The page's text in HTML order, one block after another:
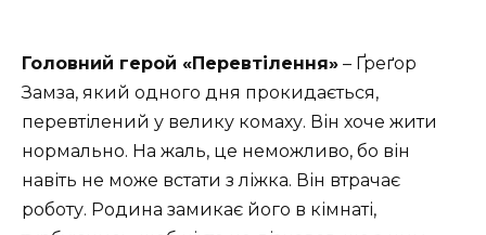
Головний герой «Перевтілення» – Ґреґор
Замза, який одного дня прокидається,
перевтілений у велику комаху. Він хоче жити
нормально. На жаль, це неможливо, бо він
навіть не може встати з ліжка. Він втрачає
роботу. Родина замикає його в кімнаті,